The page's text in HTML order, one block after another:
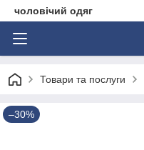
чоловічий одяг
Товари та послуги
–30%